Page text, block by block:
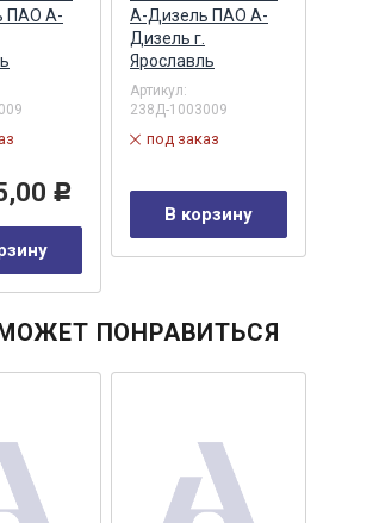
ПАО А-
Р
А-Дизель ПАО А-
Дизель г.
Ярославль
Артикул:
238Д-1003009
под заказ
В корзину
ПОНРАВИТЬСЯ